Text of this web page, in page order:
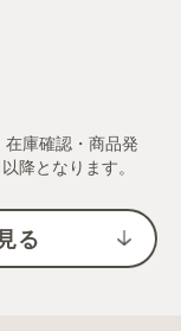
庫確認・商品発
降となります。
る